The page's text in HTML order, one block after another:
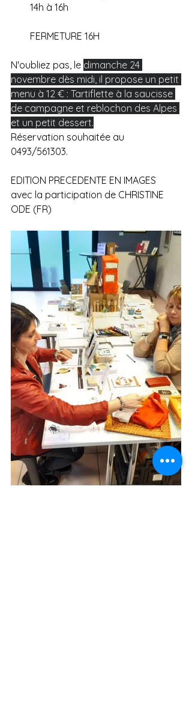
14h à 16h
FERMETURE 16H
N'oubliez pas, le dimanche 24
novembre dès midi, il propose un petit
menu à 12 € : Tartiflette à la saucisse
de campagne et reblochon des Alpes
et un petit dessert.
Réservation souhaitée au
0493/561303.
EDITION PRECEDENTE EN IMAGES
avec la participation de CHRISTINE
ODE (FR)